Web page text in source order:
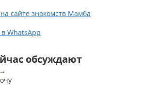
сайте знакомств Мамба
в WhatsApp
обсуждают